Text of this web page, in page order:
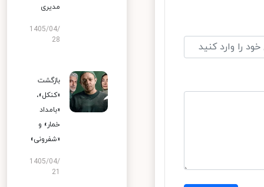
مدیری
1405/04/
28
بازگشت
«کنکل»،
«بامداد
خمار» و
«شفرونی»
1405/04/